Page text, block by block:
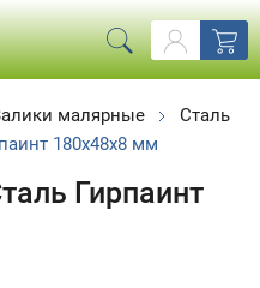
малярные
Сталь
180х48х8 мм
Гирпаинт